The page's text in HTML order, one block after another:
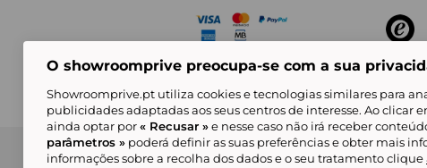
4,31/5
Condições Gerais de Venda Política de
de
O showroomprive preocupa-se com a sua
Showroomprive.pt utiliza cookies e tecnologias similares para
publicidades adaptadas aos seus centros de interesse. Ao clicar
ainda optar por« Recusar »e nesse caso não irá receber
parâmetros » poderá definir as suas preferências e obter mais
informações sobre a recolha dos dados e o seu tratamento clique